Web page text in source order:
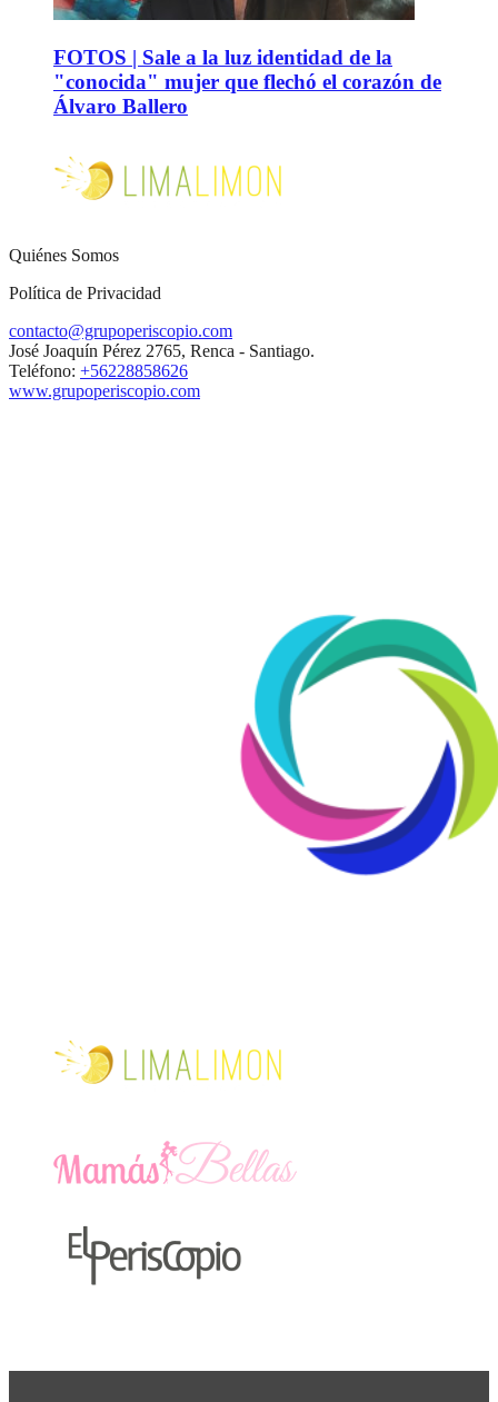
FOTOS | Sale a la luz identidad de la
"conocida" mujer que flechó el corazón de
Álvaro Ballero
Quiénes Somos
Política de Privacidad
contacto@grupoperiscopio.com
José Joaquín Pérez 2765, Renca - Santiago.
Teléfono: +56228858626
www.grupoperiscopio.com